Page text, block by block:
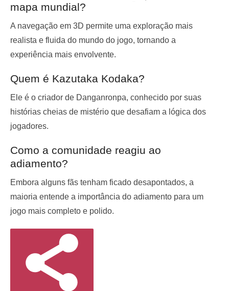
mapa mundial?
A navegação em 3D permite uma exploração mais
realista e fluida do mundo do jogo, tornando a
experiência mais envolvente.
Quem é Kazutaka Kodaka?
Ele é o criador de Danganronpa, conhecido por suas
histórias cheias de mistério que desafiam a lógica dos
jogadores.
Como a comunidade reagiu ao
adiamento?
Embora alguns fãs tenham ficado desapontados, a
maioria entende a importância do adiamento para um
jogo mais completo e polido.